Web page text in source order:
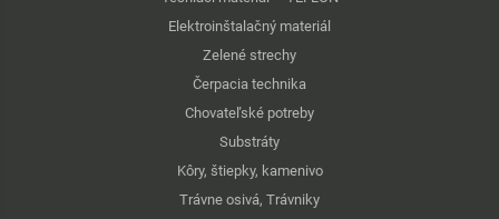
Elektroinštalačný materiál
Zelené strechy
Čerpacia technika
Chovateľské potreby
Substráty
Kôry, štiepky, kamenivo
Trávne osivá, Trávniky